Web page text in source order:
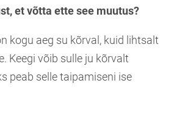
et võtta ette see muutus?
kogu aeg su kõrval, kuid lihtsalt
Keegi võib sulle ju kõrvalt
peab selle taipamiseni ise